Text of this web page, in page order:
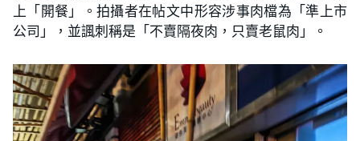
上「開餐」。拍攝者在帖文中形容涉事肉檔為「準上市
公司」，並諷刺稱是「不賣隔夜肉，只賣老鼠肉」。